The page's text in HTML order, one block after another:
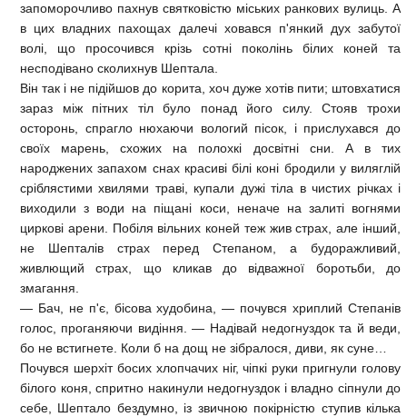
запоморочливо пахнув святковістю міських ранкових вулиць. А
в цих владних пахощах далечі ховався п'янкий дух забутої
волі, що просочився крізь сотні поколінь білих коней та
несподівано сколихнув Шептала.
Він так і не підійшов до корита, хоч дуже хотів пити; штовхатися
зараз між пітних тіл було понад його силу. Стояв трохи
осторонь, спрагло нюхаючи вологий пісок, і прислухався до
своїх марень, схожих на полохкі досвітні сни. А в тих
народжених запахом снах красиві білі коні бродили у виляглій
сріблястими хвилями траві, купали дужі тіла в чистих річках і
виходили з води на піщані коси, неначе на залиті вогнями
циркові арени. Побіля вільних коней теж жив страх, але інший,
не Шепталів страх перед Степаном, а будоражливий,
живлющий страх, що кликав до відважної боротьби, до
змагання.
— Бач, не п'є, бісова худобина, — почувся хриплий Степанів
голос, проганяючи видіння. — Надівай недогнуздок та й веди,
бо не встигнете. Коли б на дощ не зібралося, диви, як суне…
Почувся шерхіт босих хлопчачих ніг, чіпкі руки пригнули голову
білого коня, спритно накинули недогнуздок і владно сіпнули до
себе, Шептало бездумно, із звичною покірністю ступив кілька